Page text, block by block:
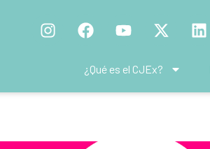
¿Qué es el CJEx?